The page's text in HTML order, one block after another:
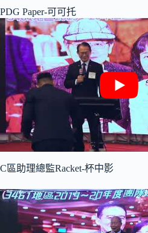
PDG Paper-可可托
C區助理總監Racket-杯中影